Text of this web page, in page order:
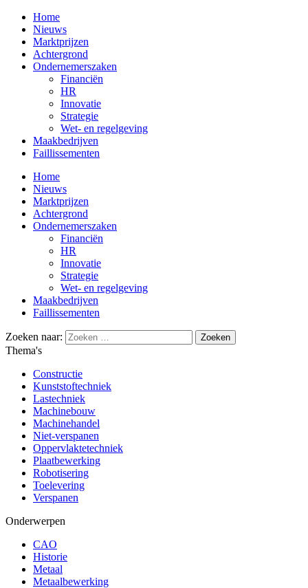
Home
Nieuws
Marktprijzen
Achtergrond
Ondernemerszaken
Financiën
HR
Innovatie
Strategie
Wet- en regelgeving
Maakbedrijven
Faillissementen
Home
Nieuws
Marktprijzen
Achtergrond
Ondernemerszaken
Financiën
HR
Innovatie
Strategie
Wet- en regelgeving
Maakbedrijven
Faillissementen
Zoeken naar:
Thema's
Constructie
Kunststoftechniek
Lastechniek
Machinebouw
Machinehandel
Niet-verspanen
Oppervlaktetechniek
Plaatbewerking
Robotisering
Toelevering
Verspanen
Onderwerpen
CAO
Historie
Metaal
Metaalbewerking